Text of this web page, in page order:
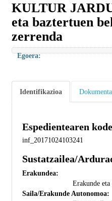
KULTUR
eta baztertuen
zerrenda
Egoera:
Identifikazioa
Espedientearen
inf_20171024103241
Sustatzailea/
Erakundea:
Erakunde
Saila/Erakunde Autonomoa: